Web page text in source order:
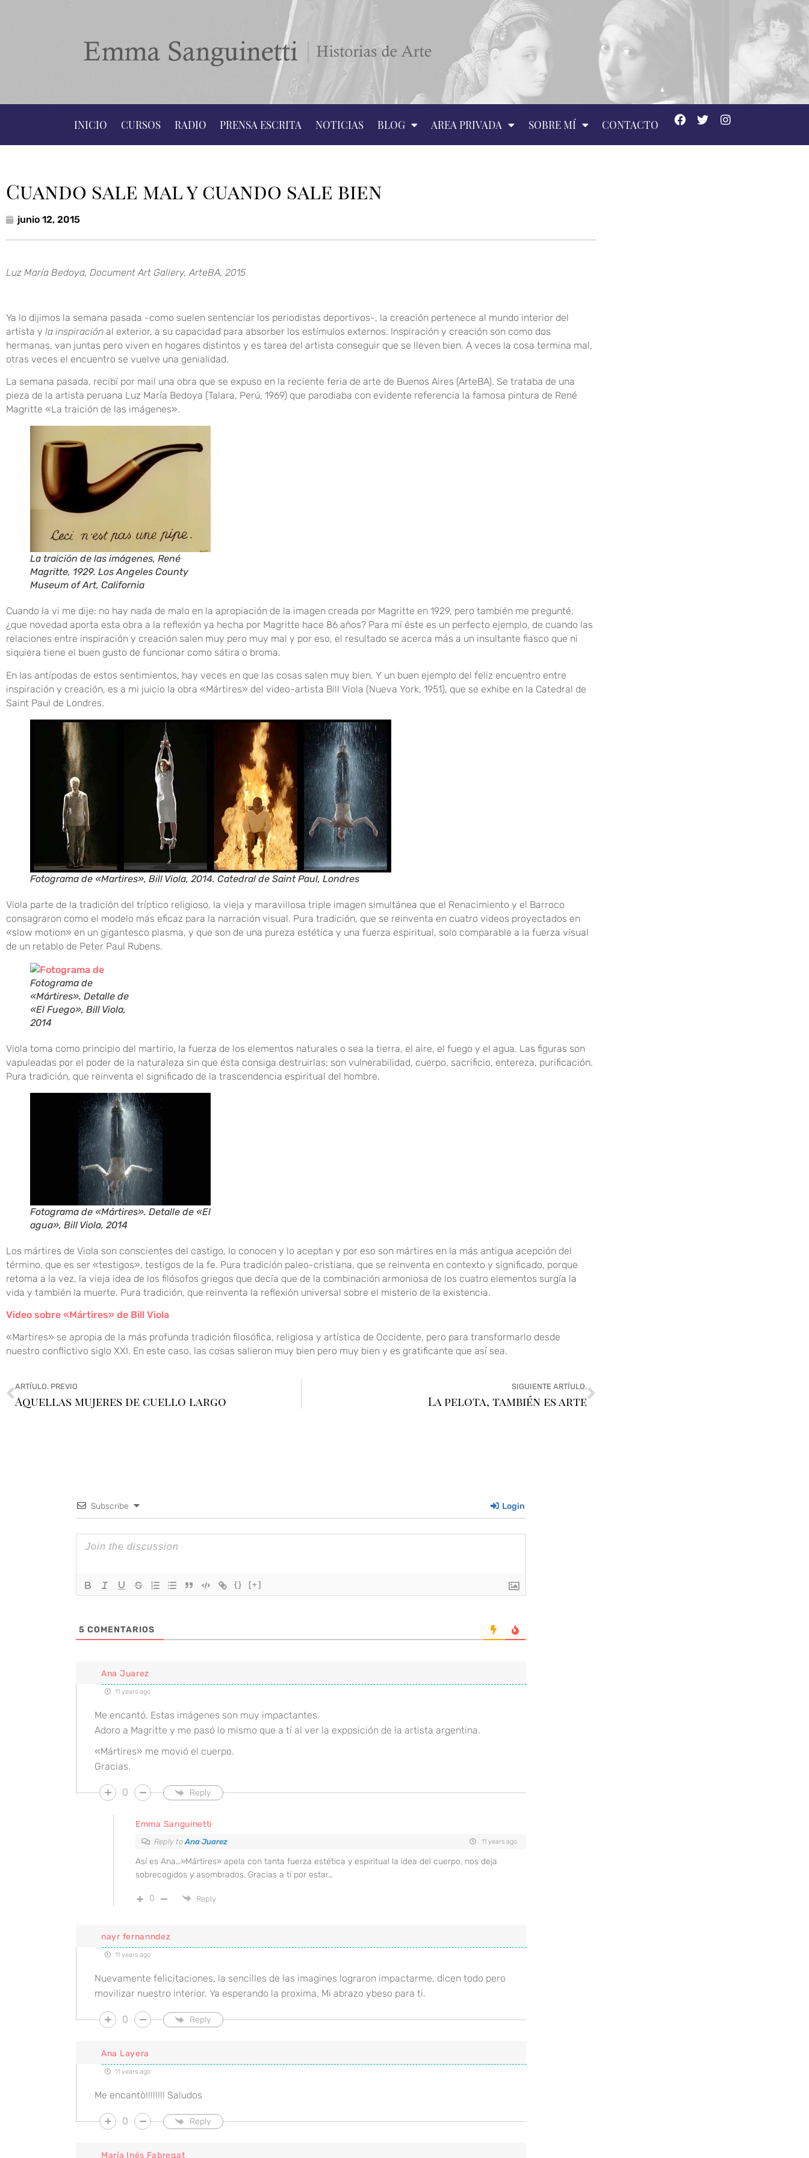
INICIO CURSOS RADIO PRENSA ESCRITA NOTICIAS BLOG AREA PRIVADA SOBRE MÍ CONTACTO
Cuando sale mal y cuando sale bien
junio 12, 2015
Luz María Bedoya, Document Art Gallery, ArteBA, 2015
Ya lo dijimos la semana pasada -como suelen sentenciar los periodistas deportivos-, la creación pertenece al mundo interior del
artista y la inspiración al exterior, a su capacidad para absorber los estímulos externos. Inspiración y creación son como dos
hermanas, van juntas pero viven en hogares distintos y es tarea del artista conseguir que se lleven bien. A veces la cosa termina mal,
otras veces el encuentro se vuelve una genialidad.
La semana pasada, recibí por mail una obra que se expuso en la reciente feria de arte de Buenos Aires (ArteBA). Se trataba de una
pieza de la artista peruana Luz María Bedoya (Talara, Perú, 1969) que parodiaba con evidente referencia la famosa pintura de René
Magritte «La traición de las imágenes».
La traición de las imágenes, René
Magritte, 1929. Los Angeles County
Museum of Art, California
Cuando la vi me dije: no hay nada de malo en la apropiación de la imagen creada por Magritte en 1929, pero también me pregunté,
¿que novedad aporta esta obra a la reflexión ya hecha por Magritte hace 86 años? Para mí éste es un perfecto ejemplo, de cuando las
relaciones entre inspiración y creación salen muy pero muy mal y por eso, el resultado se acerca más a un insultante fiasco que ni
siquiera tiene el buen gusto de funcionar como sátira o broma.
En las antípodas de estos sentimientos, hay veces en que las cosas salen muy bien. Y un buen ejemplo del feliz encuentro entre
inspiración y creación, es a mi juicio la obra «Mártires» del video-artista Bill Viola (Nueva York, 1951), que se exhibe en la Catedral de
Saint Paul de Londres.
Fotograma de «Martires», Bill Viola, 2014. Catedral de Saint Paul, Londres
Viola parte de la tradición del tríptico religioso, la vieja y maravillosa triple imagen simultánea que el Renacimiento y el Barroco
consagraron como el modelo más eficaz para la narración visual. Pura tradición, que se reinventa en cuatro videos proyectados en
«slow motion» en un gigantesco plasma, y que son de una pureza estética y una fuerza espiritual, solo comparable a la fuerza visual
de un retablo de Peter Paul Rubens.
Fotograma de
«Mártires». Detalle de
«El Fuego», Bill Viola,
2014
Viola toma como principio del martirio, la fuerza de los elementos naturales o sea la tierra, el aire, el fuego y el agua. Las figuras son
vapuleadas por el poder de la naturaleza sin que ésta consiga destruirlas; son vulnerabilidad, cuerpo, sacrificio, entereza, purificación.
Pura tradición, que reinventa el significado de la trascendencia espiritual del hombre.
Fotograma de «Mártires». Detalle de «El
agua», Bill Viola, 2014
Los mártires de Viola son conscientes del castigo, lo conocen y lo aceptan y por eso son mártires en la más antigua acepción del
término, que es ser «testigos», testigos de la fe. Pura tradición paleo-cristiana, que se reinventa en contexto y significado, porque
retoma a la vez, la vieja idea de los filósofos griegos que decía que de la combinación armoniosa de los cuatro elementos surgía la
vida y también la muerte. Pura tradición, que reinventa la reflexión universal sobre el misterio de la existencia.
Video sobre «Mártires» de Bill Viola
«Martires» se apropia de la más profunda tradición filosófica, religiosa y artística de Occidente, pero para transformarlo desde
nuestro conflictivo siglo XXI. En este caso, las cosas salieron muy bien pero muy bien y es gratificante que así sea.
ARTÍULO. PREVIO
Aquellas mujeres de cuello largo
SIGUIENTE ARTÍULO.
La pelota, también es arte
Subscribe Login
{} [+]
5 COMENTARIOS
Ana Juarez
11 years ago
Me encantó. Estas imágenes son muy impactantes.
Adoro a Magritte y me pasó lo mismo que a tí al ver la exposición de la artista argentina.
«Mártires» me movió el cuerpo.
Gracias.
0 Reply
Emma Sanguinetti
Reply toAna Juarez 11 years ago
Así es Ana…»Mártires» apela con tanta fuerza estética y espiritual la idea del cuerpo, nos deja
sobrecogidos y asombrados. Gracias a tí por estar…
0 Reply
nayr fernanndez
11 years ago
Nuevamente felicitaciones, la sencilles de las imagines lograron impactarme, dicen todo pero
movilizar nuestro interior. Ya esperando la proxima. Mi abrazo ybeso para ti.
0 Reply
Ana Layera
11 years ago
Me encantò!!!!!!!! Saludos
0 Reply
María Inés Fabregat